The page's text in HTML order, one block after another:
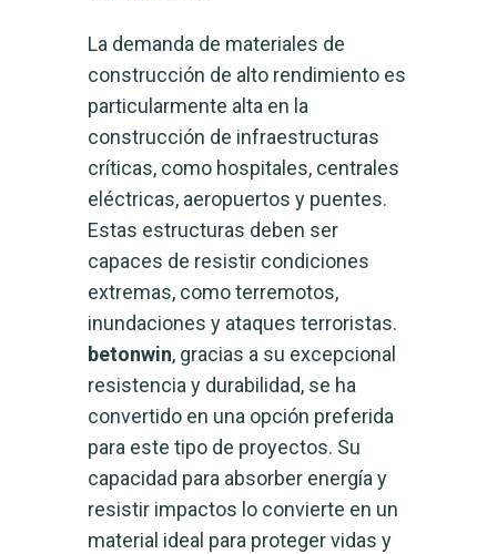
La demanda de materiales de
construcción de alto rendimiento es
particularmente alta en la
construcción de infraestructuras
críticas, como hospitales, centrales
eléctricas, aeropuertos y puentes.
Estas estructuras deben ser
capaces de resistir condiciones
extremas, como terremotos,
inundaciones y ataques terroristas.
betonwin, gracias a su excepcional
resistencia y durabilidad, se ha
convertido en una opción preferida
para este tipo de proyectos. Su
capacidad para absorber energía y
resistir impactos lo convierte en un
material ideal para proteger vidas y